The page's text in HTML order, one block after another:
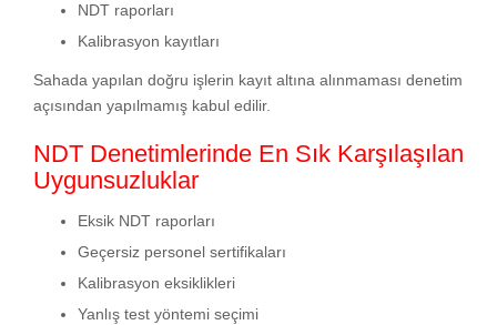
NDT raporları
Kalibrasyon kayıtları
Sahada yapılan doğru işlerin kayıt altına alınmaması denetim
açısından yapılmamış kabul edilir.
NDT Denetimlerinde En Sık Karşılaşılan
Uygunsuzluklar
Eksik NDT raporları
Geçersiz personel sertifikaları
Kalibrasyon eksiklikleri
Yanlış test yöntemi seçimi